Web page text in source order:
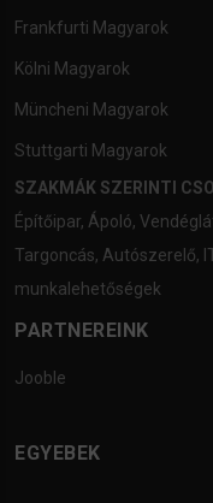
Frankfurti Magyarok
Kölni Magyarok
Müncheni Magyarok
Stuttgarti Magyarok
SZAKMÁK SZERINTI
Építőipar, Ápoló,
Targoncás, Autószerelő,
munkalehetőségek
PARTNEREINK
Jooble
EGYEBEK